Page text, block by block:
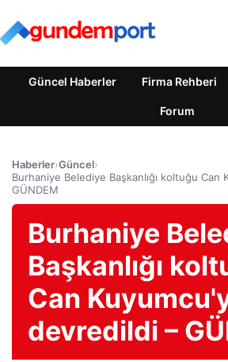
Güncel Haberler Firma Rehberi
Forum
Haberler›Güncel›
Burhaniye Belediye Başkanlığı koltuğu
GÜNDEM
Burhaniye
Başkanlığı
Can
devredildi –